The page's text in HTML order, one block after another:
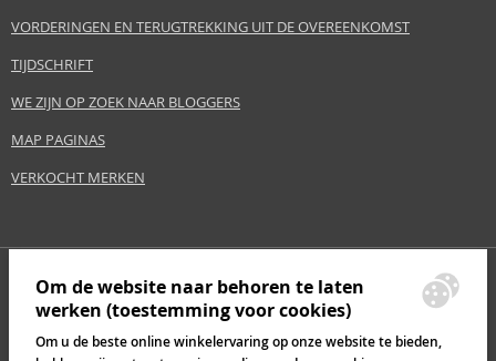
VORDERINGEN EN TERUGTREKKING UIT DE OVEREENKOMST
TIJDSCHRIFT
WE ZIJN OP ZOEK NAAR BLOGGERS
MAP PAGINAS
VERKOCHT MERKEN
Om de website naar behoren te laten
werken (toestemming voor cookies)
Om u de beste online winkelervaring op onze website te bieden,